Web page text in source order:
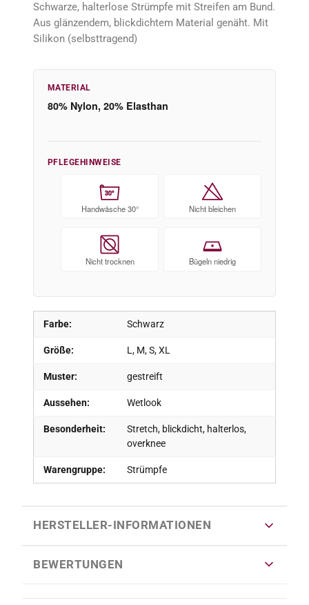
Schwarze, halterlose Strümpfe mit Streifen am Bund.
Aus glänzendem, blickdichtem Material genäht. Mit
Silikon (selbsttragend)
Farbe: Schwarz
Größe: L, M, S, XL
Muster: gestreift
Aussehen: Wetlook
Besonderheit:
Stretch, blickdicht, halterlos,
overknee
Warengruppe: Strümpfe
MATERIAL
80% Nylon, 20% Elasthan
PFLEGEHINWEISE
30°
Handwäsche 30° Nicht bleichen
Nicht trocknen Bügeln niedrig
HERSTELLER-INFORMATIONEN
BEWERTUNGEN